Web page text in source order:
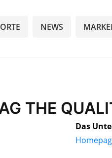
NEWS
THE
Das